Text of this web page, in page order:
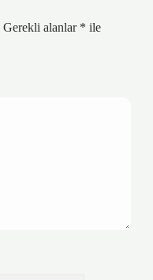
Gerekli alanlar * ile